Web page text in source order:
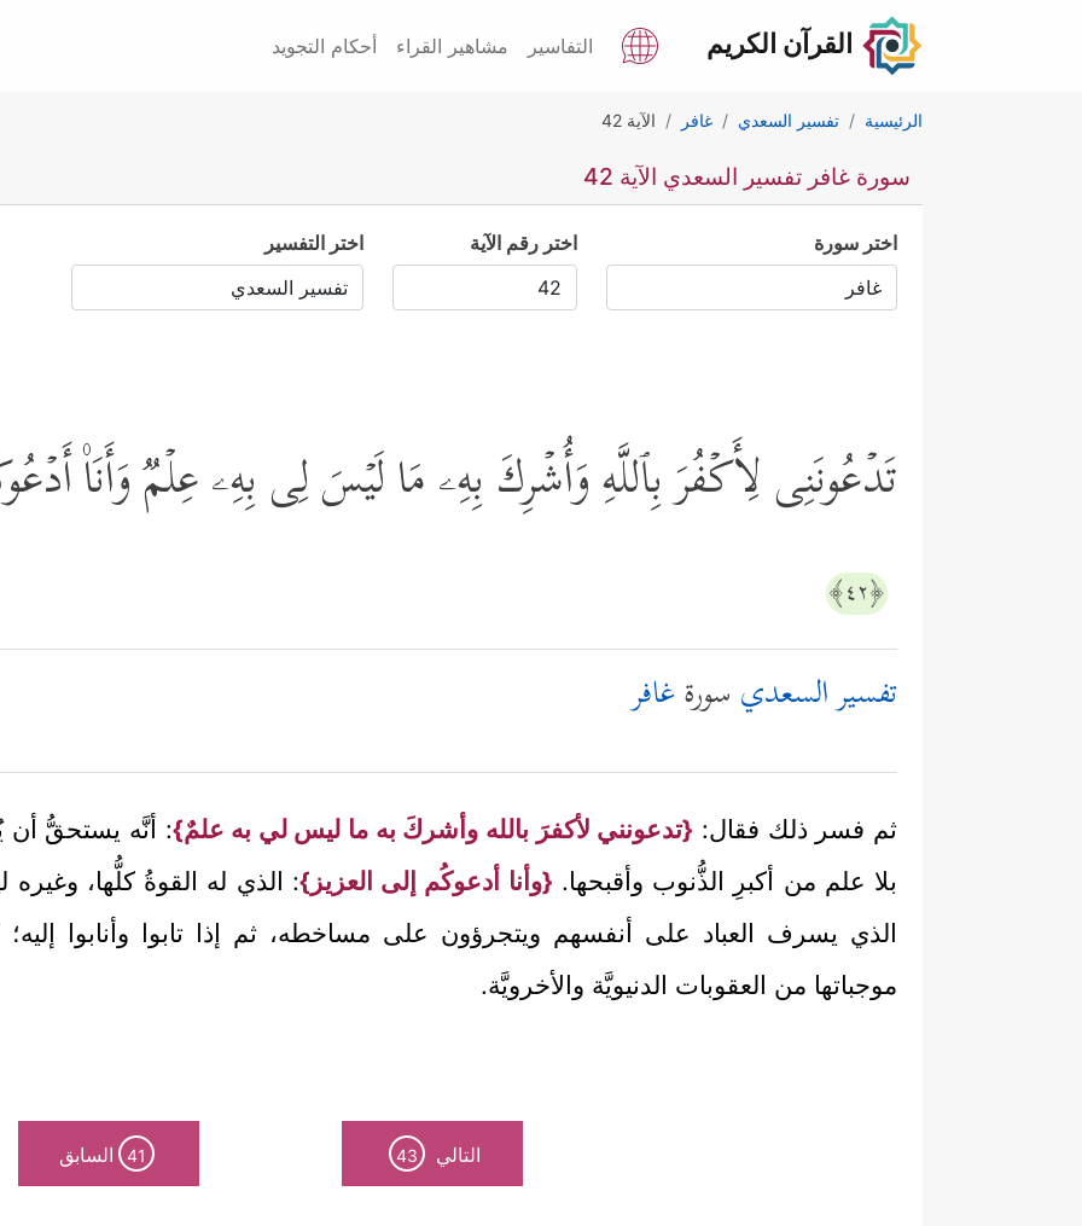
القرآن الكريم التفاسير مشاهير القراء أحكام التجويد
الرئيسية تفسير السعدي غافر الآية 42
سورة غافر تفسير السعدي الآية 42
اختر سورة اختر رقم الآية اختر التفسير
تَدۡعُونَنِی لِأَكۡفُرَ بِٱللَّهِ وَأُشۡرِكَ بِهِۦ مَا لَیۡسَ لِی بِهِۦ عِلۡمࣱ وَأَنَا۠
﴿٤٢﴾
تفسير السعدي سورةغافر
ثم فسر ذلك فقال: {تدعونني لأكفرَ بالله وأشركَ به ما ليس لي به علمٌ}: أنَّه يستحقُّ أن
بلا علم من أكبرِ الذُّنوب وأقبحها. {وأنا أدعوكُم إلى العزيز}: الذي له القوةُ كلُّها،
الذي يسرف العباد على أنفسهم ويتجرؤون على مساخطه، ثم إذا تابوا وأنابوا
موجباتها من العقوبات الدنيويَّة والأخرويَّة.
التالي 43
41 السابق